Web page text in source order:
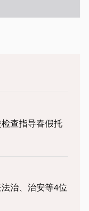
查指导春假托
治、治安等4位